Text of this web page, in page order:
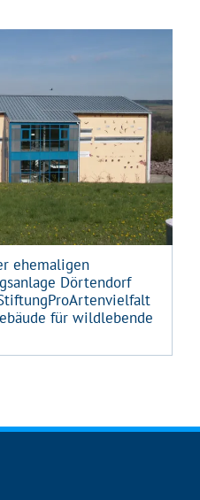
ehemaligen
Dörtendorf
für wildlebende